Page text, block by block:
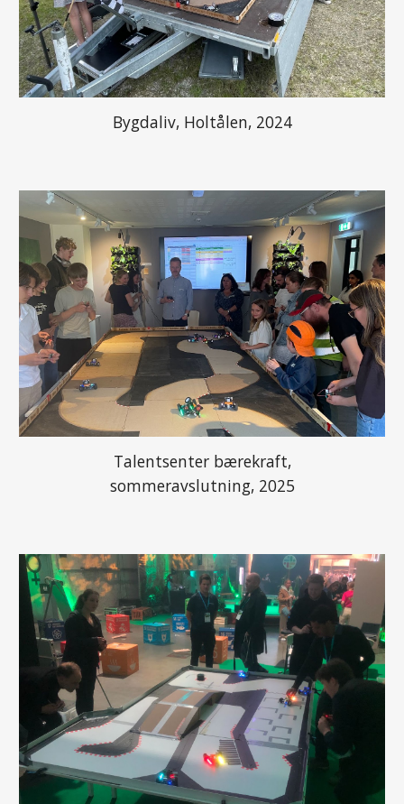
Bygdaliv, Holtålen, 2024
Talentsenter bærekraft,
sommeravslutning, 2025